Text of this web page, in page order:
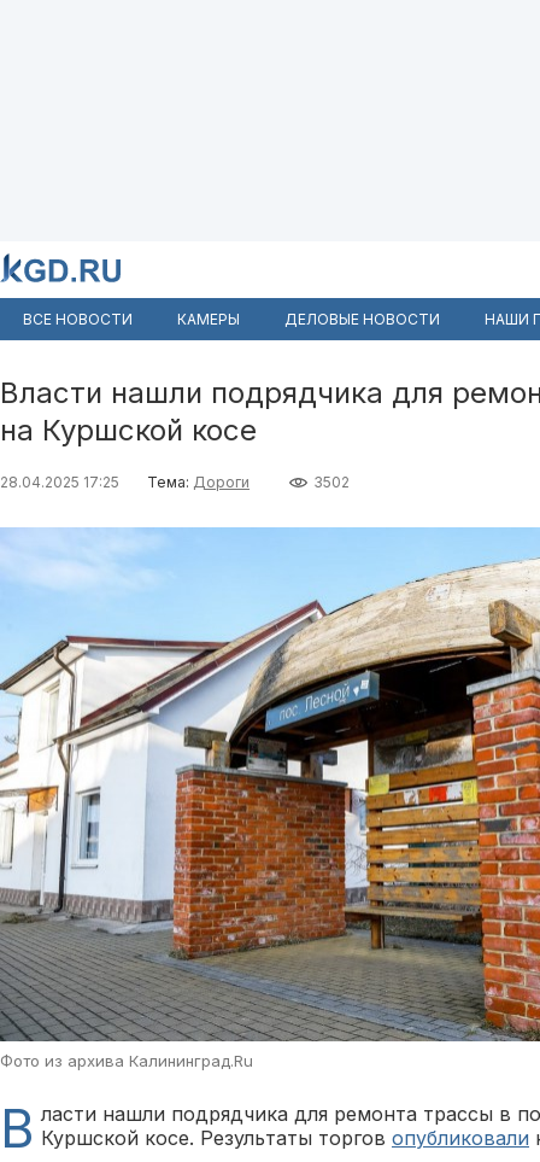
ВСЕ НОВОСТИ КАМЕРЫ ДЕЛОВЫЕ НОВОСТИ НАШИ
Власти нашли подрядчика для
на Куршской косе
28.04.2025 17:25 Тема: Дороги 3502
Фото из архива Калининград.Ru
В ласти нашли подрядчика для ремонта трассы в
Куршской косе. Результаты торгов опубликовали